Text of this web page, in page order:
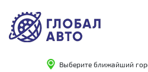
Выберите ближайший